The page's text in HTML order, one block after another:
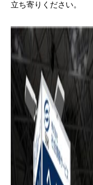
立ち寄りください。